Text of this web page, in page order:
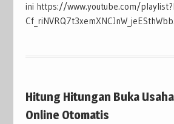
ini https://www.youtube.com/
Hitung Hitungan Buka
Online Otomatis